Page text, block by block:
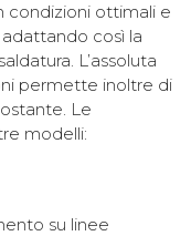
condizioni ottimali e
così la
L’assoluta
permette inoltre di
Le
modelli:
su linee